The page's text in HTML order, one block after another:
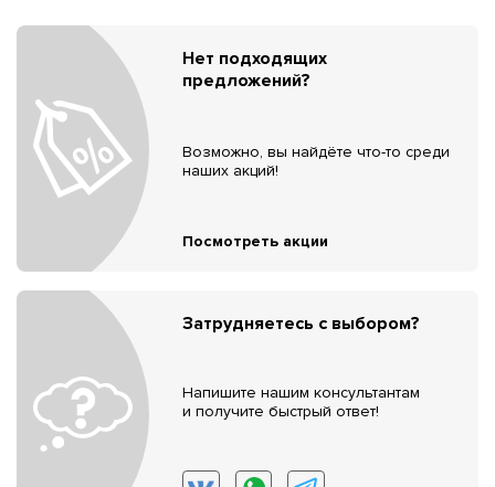
Нет подходящих
предложений?
Возможно, вы найдёте что-то среди
наших акций!
Посмотреть акции
Затрудняетесь с выбором?
Напишите нашим консультантам
и получите быстрый ответ!